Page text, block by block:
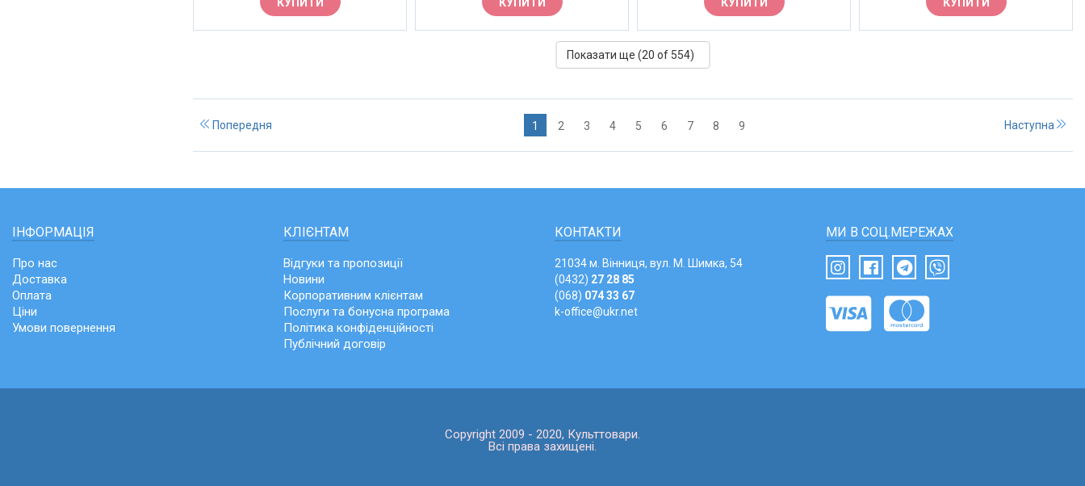
Показати ще (20 of 554)
Попередня 1 2 3 4 5 6 7 8 9 Наступна
ІНФОРМАЦІЯ
Про нас
Доставка
Оплата
Ціни
Умови повернення
КЛІЄНТАМ
Відгуки та пропозиції
Новини
Корпоративним клієнтам
Послуги та бонусна програма
Політика конфіденційності
Публічний договір
КОНТАКТИ
21034 м. Вінниця, вул. М. Шимка, 54
(0432) 27 28 85
(068) 074 33 67
k-office@ukr.net
МИ В СОЦ.МЕРЕЖАХ
Copyright 2009 - 2020, Культтовари.
Всі права захищені.